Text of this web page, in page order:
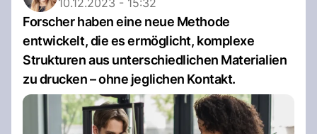
10.12.2023 - 15:32
Forscher haben eine neue Methode
entwickelt, die es ermöglicht, komplexe
Strukturen aus unterschiedlichen Materialien
zu drucken – ohne jeglichen Kontakt.